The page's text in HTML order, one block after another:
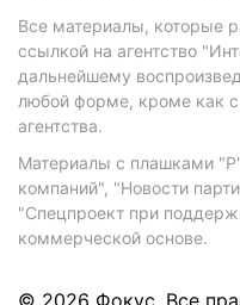
Все материалы, которые
ссылкой на агентство
дальнейшему
любой форме, кроме как
агентства.
Материалы с плашками
компаний", "Новости
"Спецпроект при
коммерческой основе.
© 2026 Фокус. Все